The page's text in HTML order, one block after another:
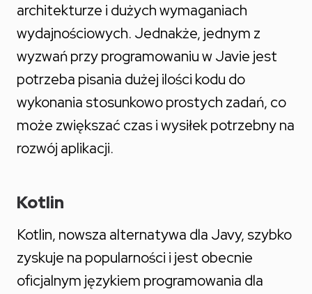
architekturze i dużych wymaganiach
wydajnościowych. Jednakże, jednym z
wyzwań przy programowaniu w Javie jest
potrzeba pisania dużej ilości kodu do
wykonania stosunkowo prostych zadań, co
może zwiększać czas i wysiłek potrzebny na
rozwój aplikacji.
Kotlin
Kotlin, nowsza alternatywa dla Javy, szybko
zyskuje na popularności i jest obecnie
oficjalnym językiem programowania dla